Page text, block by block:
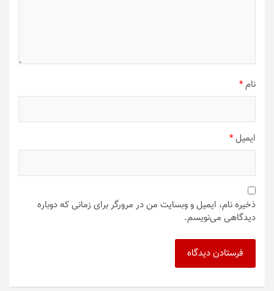
نام*
ایمیل*
ذخیره نام، ایمیل و وبسایت من در مرورگر برای زمانی که دوباره
دیدگاهی می‌نویسم.